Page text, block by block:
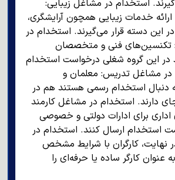
استخدام در مشاغل زیبایی:
خدمات زیبایی همچون آرایشگری،
این دسته قرار می‌گیرند. استخدام در
تکنسین‌های فنی و متخصصان
در این گروه شغلی درخواست استخدام
در مشاغل تدریس: معلمان و
دنبال استخدام رسمی هستند هم در
دارند. استخدام در مشاغل کارمند
اداری برای ادارات دولتی و خصوصی
استخدام ارسال کنند. استخدام در
نهایت، کارگران با شرایط مشخص
عنوان کارگر ساده یا حرفه‌ای را